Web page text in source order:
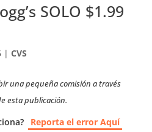
SOLO $1.99
| CVS
una pequeña comisión a través
esta publicación.
Reporta el error Aquí